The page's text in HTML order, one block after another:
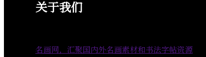
关于我们
名画网，汇聚国内外名画素材和书法字帖资源